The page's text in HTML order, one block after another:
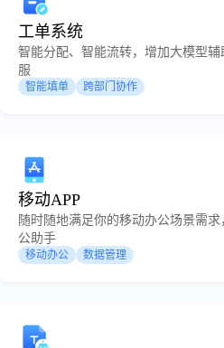
工单系统
智能分配、智能流转，增加大模型
服
智能填单 跨部门协作
移动APP
随时随地满足你的移动办公场景需
公助手
移动办公 数据管理